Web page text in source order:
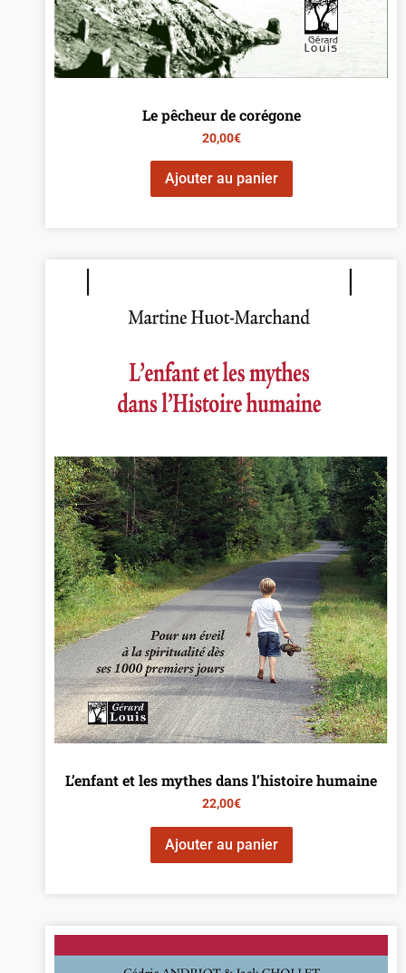
Le pêcheur de corégone
20,00€
Ajouter au panier
L’enfant et les mythes dans l’histoire humaine
22,00€
Ajouter au panier